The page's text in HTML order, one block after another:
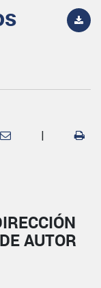
|
AUTOR